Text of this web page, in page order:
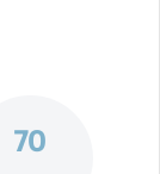
70